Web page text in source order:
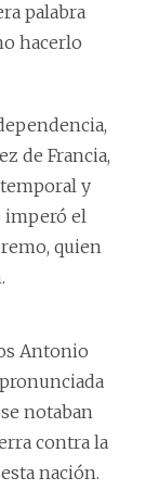
palabra
hacerlo
de Francia,
y
imperó el
quien
Antonio
notaban
contra la
nación.